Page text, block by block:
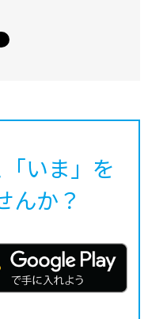
いま」を
んか？